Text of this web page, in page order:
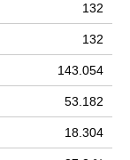
132
132
143.054
53.182
18.304